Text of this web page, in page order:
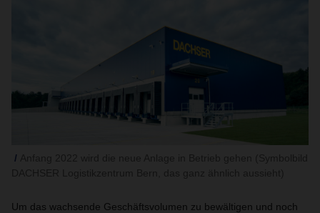
Um das wachsende Geschäftsvolumen zu bewältigen und noch